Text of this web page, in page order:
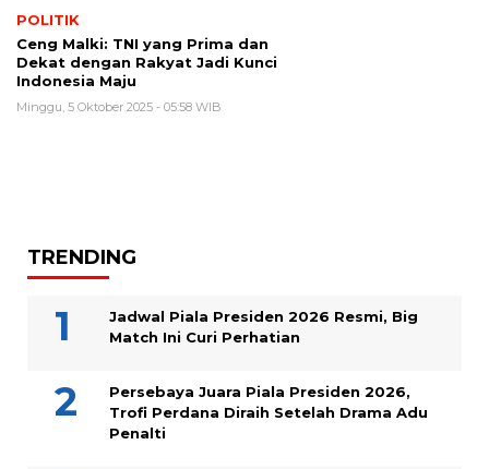
POLITIK
Ceng Malki: TNI yang Prima dan
Dekat dengan Rakyat Jadi Kunci
Indonesia Maju
Minggu, 5 Oktober 2025 - 05:58 WIB
TRENDING
Jadwal Piala Presiden 2026 Resmi, Big
Match Ini Curi Perhatian
Persebaya Juara Piala Presiden 2026,
Trofi Perdana Diraih Setelah Drama Adu
Penalti